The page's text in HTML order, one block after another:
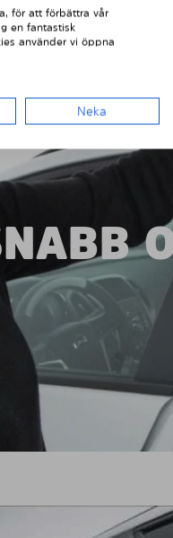
för din Land Rover
funktionalitet och
för att förbättra vår
en fantastisk
använder vi öppna
Neka